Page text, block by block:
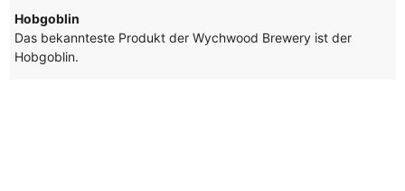
Hobgoblin
Das bekannteste Produkt der Wychwood Brewery ist der
Hobgoblin.